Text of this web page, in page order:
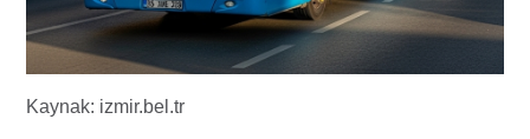
Kaynak: izmir.bel.tr